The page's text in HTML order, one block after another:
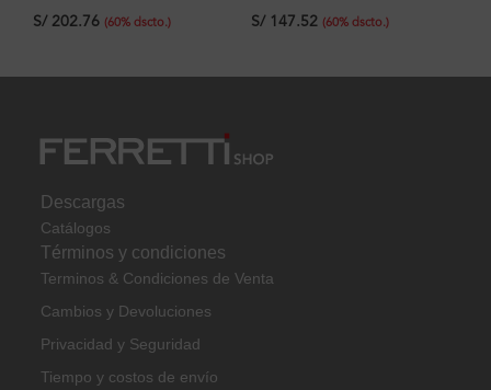
tipo Botella
S/ 202.76 (60% dscto.) S/147.52 (60% dscto.)
Descargas
Catálogos
Términos y condiciones
Terminos & Condiciones de Venta
Cambios y Devoluciones
Privacidad y Seguridad
Tiempo y costos de envío